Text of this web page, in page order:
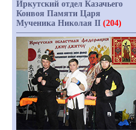
Иркутский отдел Казачьего
Конвоя Памяти Царя
Мученика Николая II (204)